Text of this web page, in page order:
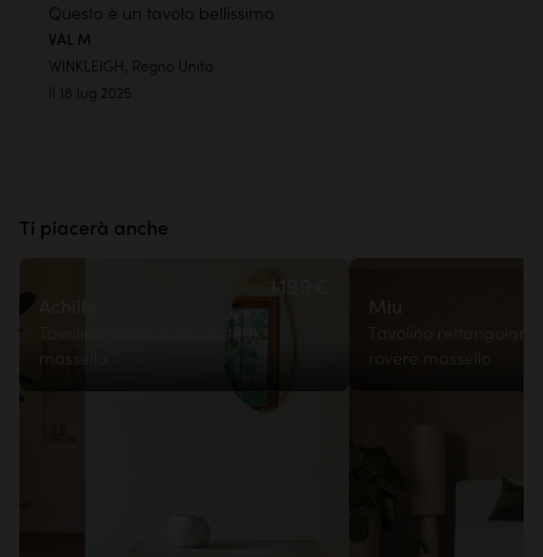
Questo è un tavolo bellissimo
VAL M
WINKLEIGH, Regno Unito
Il 18 lug 2025
Ti piacerà anche
massello
Miu
Tavolino rettangolare
rovere massello